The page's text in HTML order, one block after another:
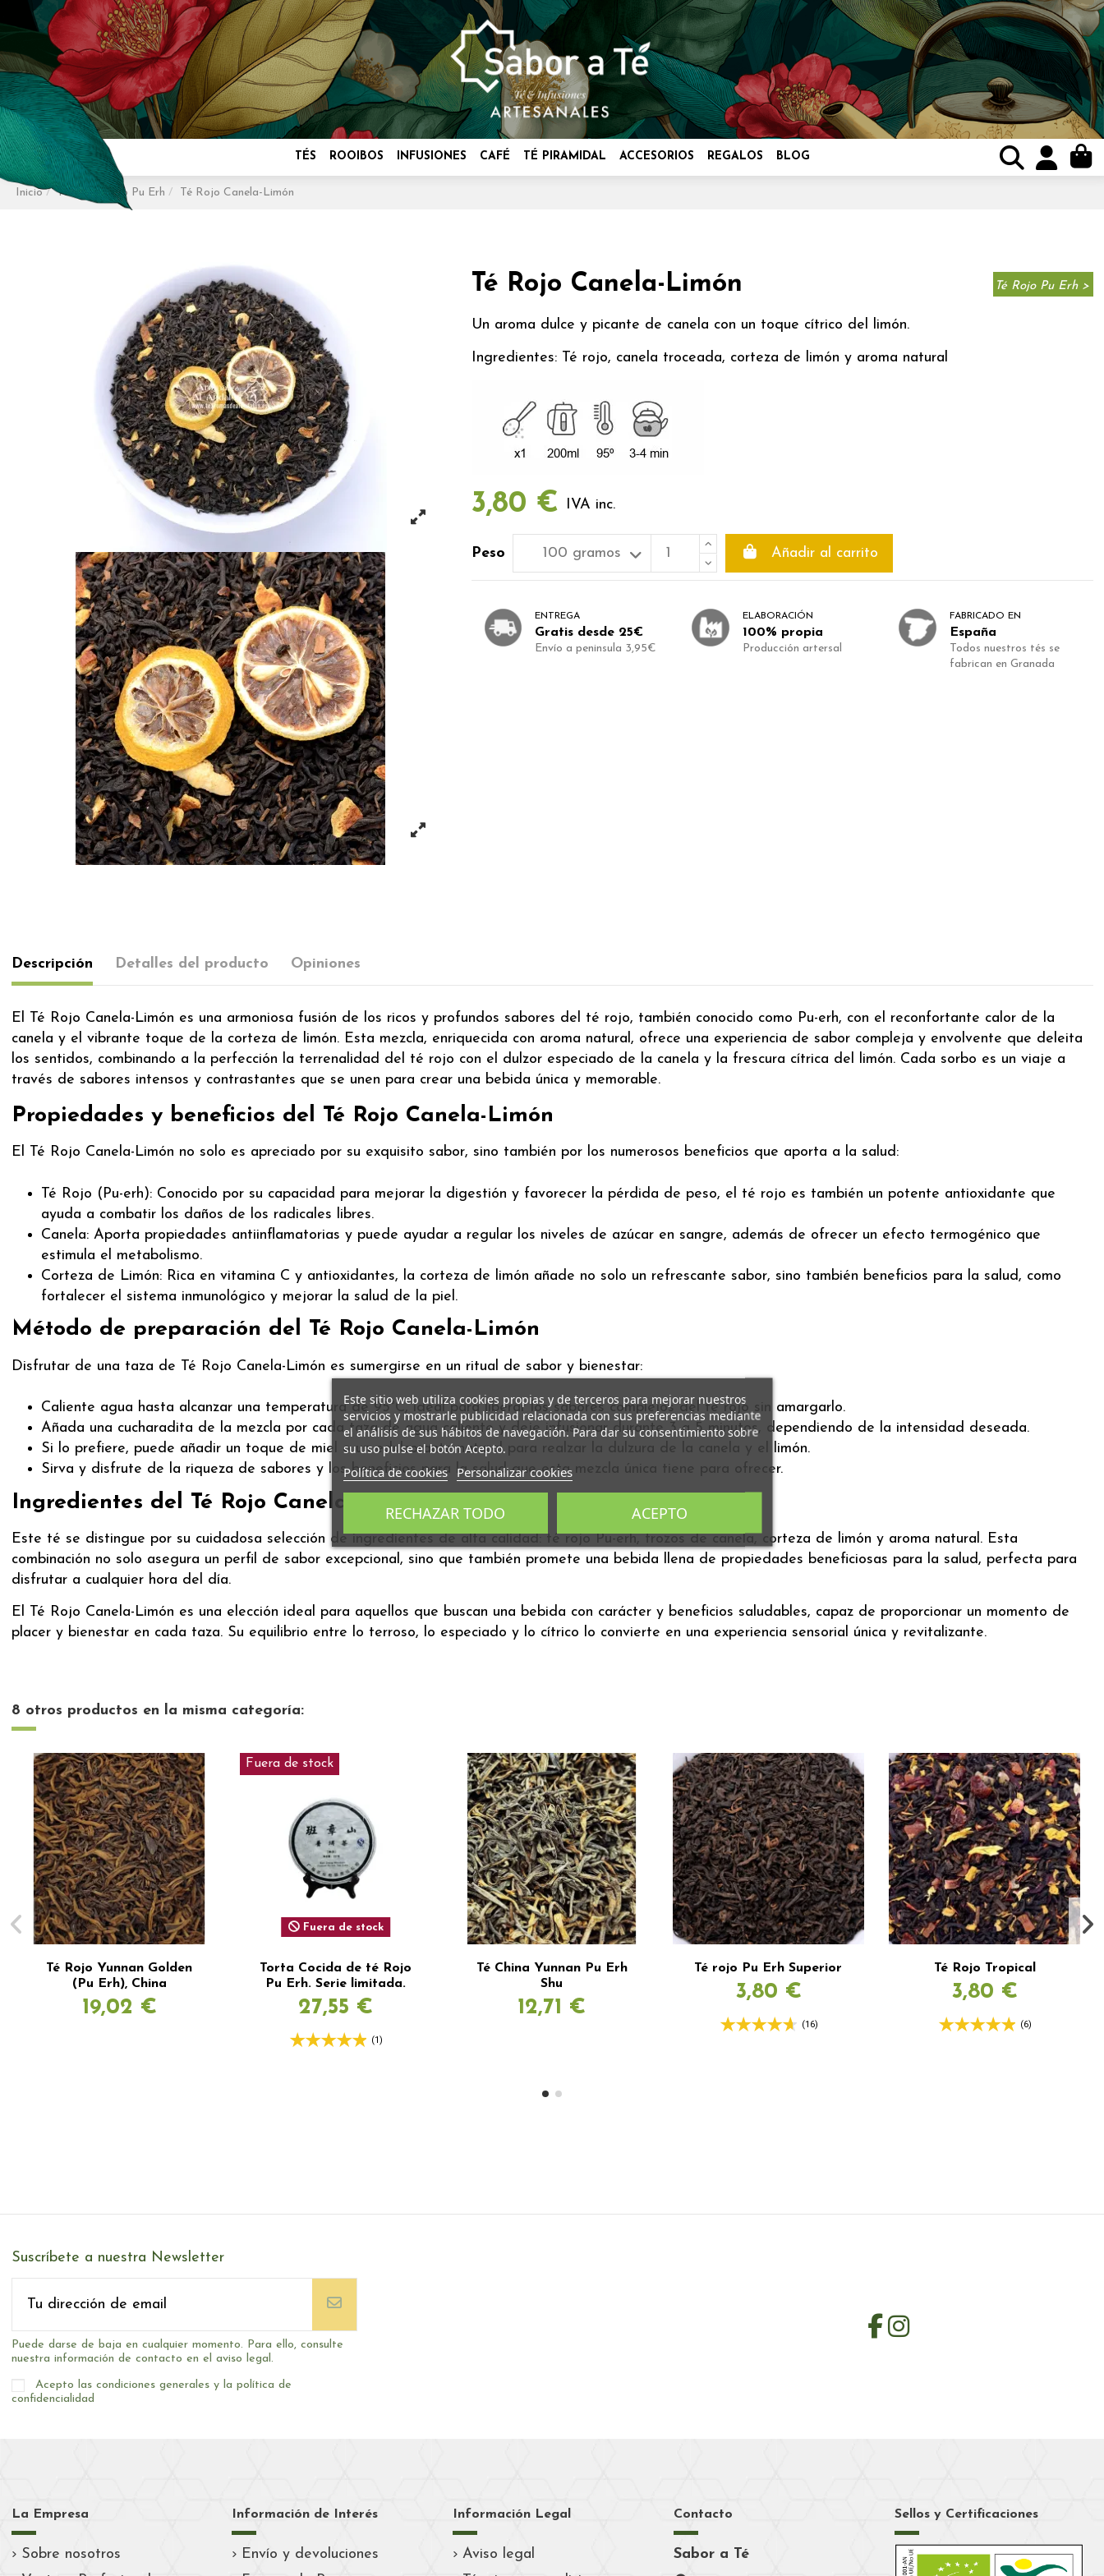
TÉS ROOIBOS INFUSIONES CAFÉ TÉ PIRAMIDAL ACCESORIOS REGALOS BLOG
Inicio Tés Té Rojo Pu Erh Té Rojo Canela-Limón
Té Rojo Canela-Limón Té Rojo Pu Erh >
Un aroma dulce y picante de canela con un toque cítrico del limón.
Ingredientes: Té rojo, canela troceada, corteza de limón y aroma natural
3,80 € IVA inc.
Peso Añadir al carrito
ENTREGA
Gratis desde 25€
Envío a peninsula 3,95€
ELABORACIÓN
100% propia
Producción artersal
FABRICADO EN
España
Todos nuestros tés se
fabrican en Granada
Descripción Detalles del producto Opiniones
El Té Rojo Canela-Limón es una armoniosa fusión de los ricos y profundos sabores del té rojo, también conocido como Pu-erh, con el reconfortante calor de la
canela y el vibrante toque de la corteza de limón. Esta mezcla, enriquecida con aroma natural, ofrece una experiencia de sabor compleja y envolvente que deleita
los sentidos, combinando a la perfección la terrenalidad del té rojo con el dulzor especiado de la canela y la frescura cítrica del limón. Cada sorbo es un viaje a
través de sabores intensos y contrastantes que se unen para crear una bebida única y memorable.
Propiedades y beneficios del Té Rojo Canela-Limón
El Té Rojo Canela-Limón no solo es apreciado por su exquisito sabor, sino también por los numerosos beneficios que aporta a la salud:
Té Rojo (Pu-erh): Conocido por su capacidad para mejorar la digestión y favorecer la pérdida de peso, el té rojo es también un potente antioxidante que
ayuda a combatir los daños de los radicales libres.
Canela: Aporta propiedades antiinflamatorias y puede ayudar a regular los niveles de azúcar en sangre, además de ofrecer un efecto termogénico que
estimula el metabolismo.
Corteza de Limón: Rica en vitamina C y antioxidantes, la corteza de limón añade no solo un refrescante sabor, sino también beneficios para la salud, como
fortalecer el sistema inmunológico y mejorar la salud de la piel.
Método de preparación del Té Rojo Canela-Limón
Disfrutar de una taza de Té Rojo Canela-Limón es sumergirse en un ritual de sabor y bienestar:
Caliente agua hasta alcanzar una temperatura de 95°C, ideal para liberar los sabores complejos del té rojo sin amargarlo.
Añada una cucharadita de la mezcla por cada taza de agua caliente y deje infusionar durante 3 a 5 minutos, dependiendo de la intensidad deseada.
Si lo prefiere, puede añadir un toque de miel o un edulcorante natural para realzar la dulzura de la canela y el limón.
Sirva y disfrute de la riqueza de sabores y los beneficios para la salud que esta mezcla única tiene para ofrecer.
Ingredientes del Té Rojo Canela-Limón
Este té se distingue por su cuidadosa selección de ingredientes de alta calidad: té rojo Pu-erh, trozos de canela, corteza de limón y aroma natural. Esta
combinación no solo asegura un perfil de sabor excepcional, sino que también promete una bebida llena de propiedades beneficiosas para la salud, perfecta para
disfrutar a cualquier hora del día.
El Té Rojo Canela-Limón es una elección ideal para aquellos que buscan una bebida con carácter y beneficios saludables, capaz de proporcionar un momento de
placer y bienestar en cada taza. Su equilibrio entre lo terroso, lo especiado y lo cítrico lo convierte en una experiencia sensorial única y revitalizante.
8 otros productos en la misma categoría:
Té Rojo Yunnan Golden
(Pu Erh), China
19,02 €
Fuera de stock
Fuera de stock
Torta Cocida de té Rojo
Pu Erh. Serie limitada.
27,55 €
(1)
Té China Yunnan Pu Erh
Shu
12,71 €
Té rojo Pu Erh Superior
3,80 €
(16)
Té Rojo Tropical
3,80 €
(6)
Suscríbete a nuestra Newsletter
Puede darse de baja en cualquier momento. Para ello, consulte
nuestra información de contacto en el aviso legal.
Acepto las condiciones generales y la política de
confidencialidad
La Empresa
Sobre nosotros
Información de Interés
Envío y devoluciones
Información Legal
Aviso legal
Contacto
Sabor a Té
Sellos y Certificaciones
Este sitio web utiliza cookies propias y de terceros para mejorar nuestros
servicios y mostrarle publicidad relacionada con sus preferencias mediante
el análisis de sus hábitos de navegación. Para dar su consentimiento sobre
su uso pulse el botón Acepto.
Política de cookies Personalizar cookies
RECHAZAR TODO ACEPTO